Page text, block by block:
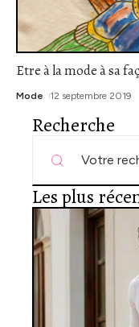
Etre à la mode à sa
Mode 12 septembre 2019
Recherche
Les plus